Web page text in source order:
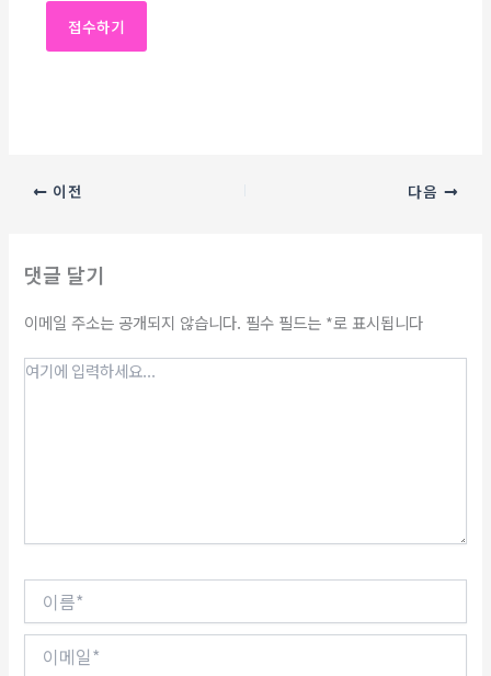
이전 다음
댓글 달기
이메일 주소는 공개되지 않습니다. 필수 필드는 *로 표시됩니다
여
*